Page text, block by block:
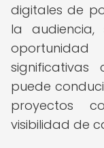
digitales de
la
oportunidad
puede
proyectos
visibilidad de